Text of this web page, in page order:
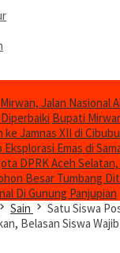
Jalan Nasional
Bupati
ke Jamnas XII di
Emas di
DPRK Aceh Selatan,
Besar Tumbang
Di Gunung Panjupian
Sain
Satu Siswa
Belasan Siswa